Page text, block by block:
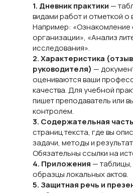
1. Дневник практики —
видами работ и отметкой о
Например: «Ознакомление
организации», «Анализ
исследования».
2. Характеристика (отзыв
руководителя) —
оцениваются ваши
качества. Для учебной
пишет преподаватель или
контролем.
3. Содержательная
страниц текста, где вы
задачи, методы и
Обязательны ссылки на
4. Приложения —
образцы локальных актов.
5. Защитная речь и